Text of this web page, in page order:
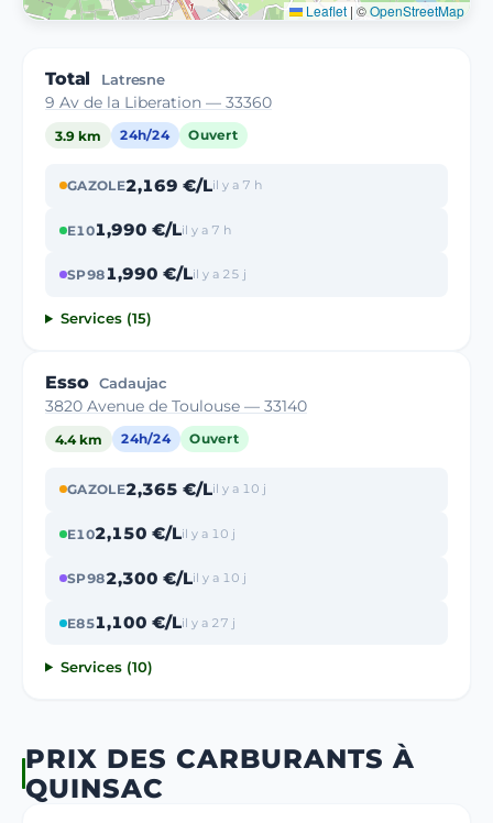
Leaflet | ©OpenStreetMap
Total Latresne
9 Av de la Liberation — 33360
3.9 km 24h/24 Ouvert
GAZOLE2,169 €/Lil y a 7 h
E101,990 €/Lil y a 7 h
SP981,990 €/Lil y a 25 j
Services (15)
Esso Cadaujac
3820 Avenue de Toulouse — 33140
4.4 km 24h/24 Ouvert
GAZOLE2,365 €/Lil y a 10 j
E102,150 €/Lil y a 10 j
SP982,300 €/Lil y a 10 j
E851,100 €/Lil y a 27 j
Services (10)
PRIX DES CARBURANTS À
QUINSAC